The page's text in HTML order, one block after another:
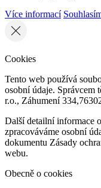
Více informací
Cookies
Tento web používá
osobní údaje. Správcem
r.o., Záhumení
Další detailní informace
zpracováváme osobní
dokumentu Zásady
webu.
Obecně o cookies